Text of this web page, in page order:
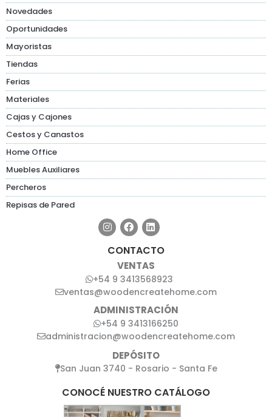
Novedades
Oportunidades
Mayoristas
Tiendas
Ferias
Materiales
Cajas y Cajones
Cestos y Canastos
Home Office
Muebles Auxiliares
Percheros
Repisas de Pared
CONTACTO
VENTAS
+54 9 3413568923
ventas@woodencreatehome.com
ADMINISTRACIÓN
+54 9 3413166250
administracion@woodencreatehome.com
DEPÓSITO
San Juan 3740 - Rosario - Santa Fe
CONOCÉ NUESTRO CATÁLOGO